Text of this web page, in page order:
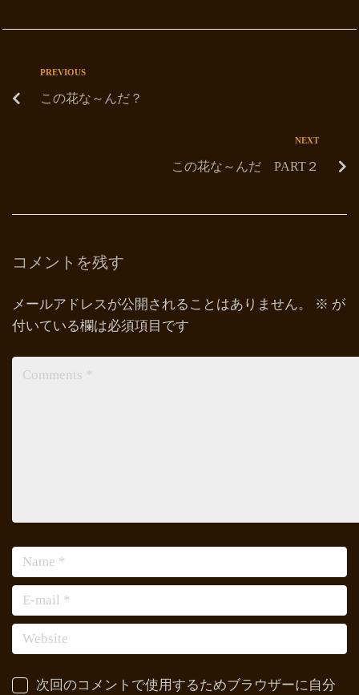
PREVIOUS
この花な～んだ？
NEXT
この花な～んだ PART２
コメントを残す
メールアドレスが公開されることはありません。 ※ が
付いている欄は必須項目です
次回のコメントで使用するためブラウザーに自分